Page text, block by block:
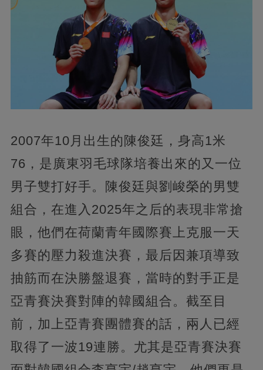
2007年10月出生的陳俊廷，身高1米
76，是廣東羽毛球隊培養出來的又一位
男子雙打好手。陳俊廷與劉峻榮的男雙
組合，在進入2025年之后的表現非常搶
眼，他們在荷蘭青年國際賽上克服一天
多賽的壓力殺進決賽，最后因兼項導致
抽筋而在決勝盤退賽，當時的對手正是
亞青賽決賽對陣的韓國組合。截至目
前，加上亞青賽團體賽的話，兩人已經
取得了一波19連勝。尤其是亞青賽決賽